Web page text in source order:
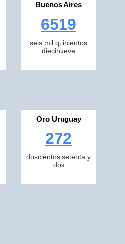
Buenos Aires
6519
seis mil quinientos
diecinueve
Oro Uruguay
272
doscientos setenta y
dos